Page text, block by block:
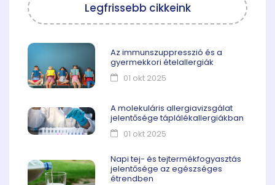
Legfrissebb cikkeink
Az immunszuppresszió és a
gyermekkori ételallergiák
01 okt 2025
A molekuláris allergiavizsgálat
jelentősége táplálékallergiákban
01 okt 2025
Napi tej- és tejtermékfogyasztás
jelentősége az egészséges
étrendben